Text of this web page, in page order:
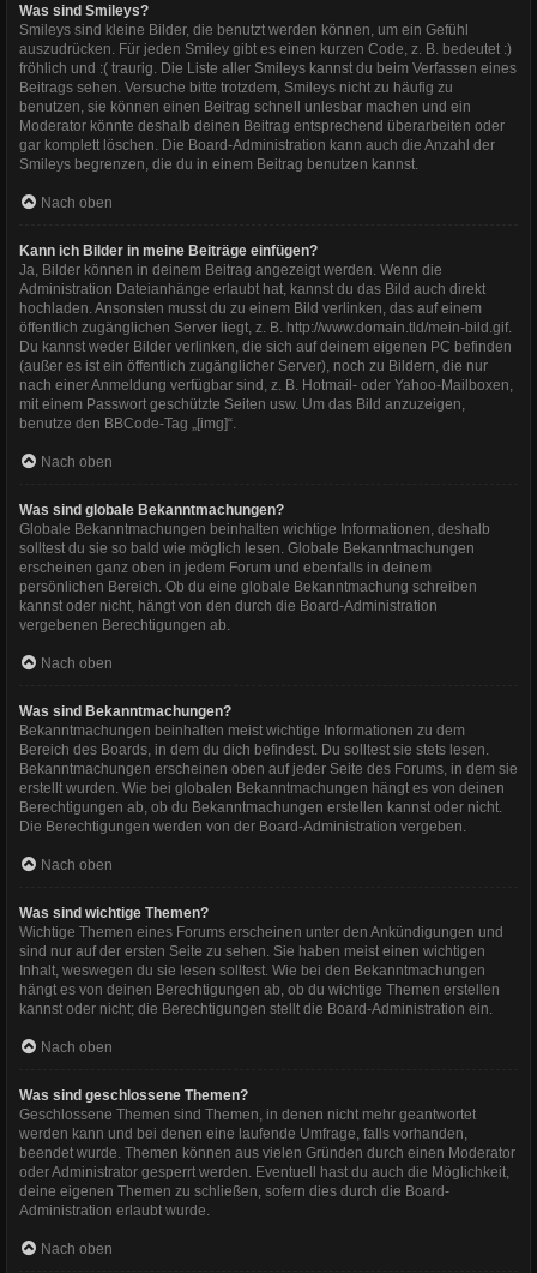
Was sind Smileys?
Smileys sind kleine Bilder, die benutzt werden können, um ein Gefühl
auszudrücken. Für jeden Smiley gibt es einen kurzen Code, z. B. bedeutet :)
fröhlich und :( traurig. Die Liste aller Smileys kannst du beim Verfassen eines
Beitrags sehen. Versuche bitte trotzdem, Smileys nicht zu häufig zu
benutzen, sie können einen Beitrag schnell unlesbar machen und ein
Moderator könnte deshalb deinen Beitrag entsprechend überarbeiten oder
gar komplett löschen. Die Board-Administration kann auch die Anzahl der
Smileys begrenzen, die du in einem Beitrag benutzen kannst.
Nach oben
Kann ich Bilder in meine Beiträge einfügen?
Ja, Bilder können in deinem Beitrag angezeigt werden. Wenn die
Administration Dateianhänge erlaubt hat, kannst du das Bild auch direkt
hochladen. Ansonsten musst du zu einem Bild verlinken, das auf einem
öffentlich zugänglichen Server liegt, z. B. http://www.domain.tld/mein-bild.gif.
Du kannst weder Bilder verlinken, die sich auf deinem eigenen PC befinden
(außer es ist ein öffentlich zugänglicher Server), noch zu Bildern, die nur
nach einer Anmeldung verfügbar sind, z. B. Hotmail- oder Yahoo-Mailboxen,
mit einem Passwort geschützte Seiten usw. Um das Bild anzuzeigen,
benutze den BBCode-Tag „[img]“.
Nach oben
Was sind globale Bekanntmachungen?
Globale Bekanntmachungen beinhalten wichtige Informationen, deshalb
solltest du sie so bald wie möglich lesen. Globale Bekanntmachungen
erscheinen ganz oben in jedem Forum und ebenfalls in deinem
persönlichen Bereich. Ob du eine globale Bekanntmachung schreiben
kannst oder nicht, hängt von den durch die Board-Administration
vergebenen Berechtigungen ab.
Nach oben
Was sind Bekanntmachungen?
Bekanntmachungen beinhalten meist wichtige Informationen zu dem
Bereich des Boards, in dem du dich befindest. Du solltest sie stets lesen.
Bekanntmachungen erscheinen oben auf jeder Seite des Forums, in dem sie
erstellt wurden. Wie bei globalen Bekanntmachungen hängt es von deinen
Berechtigungen ab, ob du Bekanntmachungen erstellen kannst oder nicht.
Die Berechtigungen werden von der Board-Administration vergeben.
Nach oben
Was sind wichtige Themen?
Wichtige Themen eines Forums erscheinen unter den Ankündigungen und
sind nur auf der ersten Seite zu sehen. Sie haben meist einen wichtigen
Inhalt, weswegen du sie lesen solltest. Wie bei den Bekanntmachungen
hängt es von deinen Berechtigungen ab, ob du wichtige Themen erstellen
kannst oder nicht; die Berechtigungen stellt die Board-Administration ein.
Nach oben
Was sind geschlossene Themen?
Geschlossene Themen sind Themen, in denen nicht mehr geantwortet
werden kann und bei denen eine laufende Umfrage, falls vorhanden,
beendet wurde. Themen können aus vielen Gründen durch einen Moderator
oder Administrator gesperrt werden. Eventuell hast du auch die Möglichkeit,
deine eigenen Themen zu schließen, sofern dies durch die Board-
Administration erlaubt wurde.
Nach oben